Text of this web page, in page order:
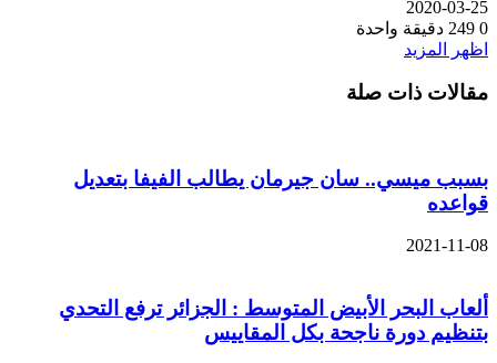
2020-03-25
0
دقيقة واحدة
اظهر المزيد
مقالات ذات صلة
بسبب ميسي.. سان جيرمان يطالب الفيفا بتعديل
قواعده
2021-11-08
ألعاب البحر الأبيض المتوسط : الجزائر ترفع التحدي
بتنظيم دورة ناجحة بكل المقاييس